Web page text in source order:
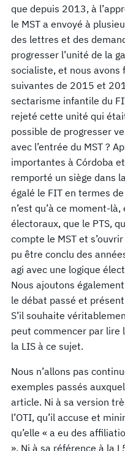
que depuis 2013, à
le MST a envoyé à
des lettres et des
progresser l’unité de la
socialiste, et nous avons
suivantes de 2015 et
sectarisme infantile du
rejeté cette unité qui
possible de progresser
avec l’entrée du MST ?
importantes à Córdoba
remporté un siège dans
égalé le FIT en termes
n’est qu’à ce moment-
électoraux, que le PTS,
compte le MST et
pu être conclu des
agi avec une logique
Nous ajoutons
le débat passé et
S’il souhaite
peut commencer par lire
la LIS à ce sujet.
Nous n’allons pas
exemples passés
article. Ni à sa version
l’OTI, qu’il accuse et
qu’elle « a eu des
». Ni à sa référence à la